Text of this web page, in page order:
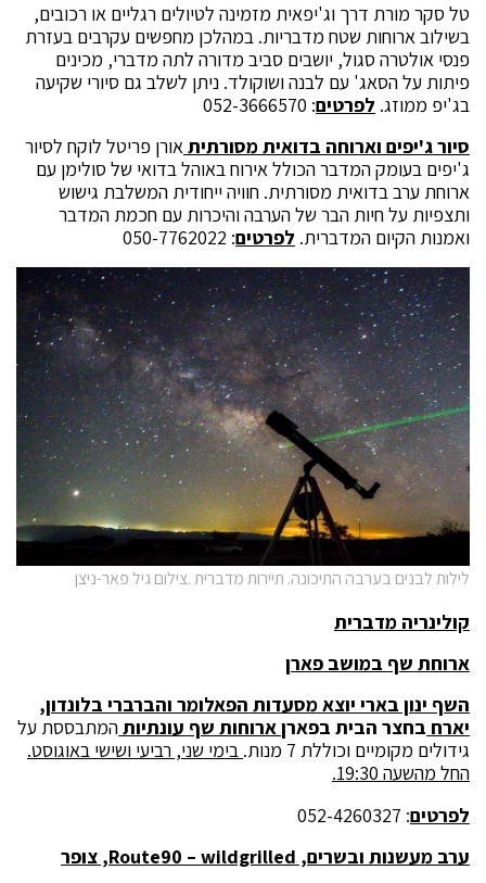
טל סקר מורת דרך וג'יפאית מזמינה לטיולים רגליים או רכובים,
בשילוב ארוחות שטח מדבריות. במהלכן מחפשים עקרבים בעזרת
פנסי אולטרה סגול, יושבים סביב מדורה לתה מדברי, מכינים
פיתות על הסאג' עם לבנה ושוקולד. ניתן לשלב גם סיורי שקיעה
בג'יפ ממוזג. לפרטים: 052-3666570
סיור ג'יפים וארוחה בדואית מסורתיתאורן פריטל לוקח לסיור
ג'יפים בעומק המדבר הכולל אירוח באוהל בדואי של סולימן עם
ארוחת ערב בדואית מסורתית. חוויה ייחודית המשלבת גישוש
ותצפיות על חיות הבר של הערבה והיכרות עם חכמת המדבר
ואמנות הקיום המדברית. לפרטים: 050-7762022
לילות לבנים בערבה התיכונה. תיירות מדברית .צילום גיל פאר-ניצן
קולינריה מדברית
ארוחת שף במושב פארן
השף ינון בארי יוצא מסעדות הפאלומר והברברי בלונדון,
יארח בחצר הבית בפארןארוחות שף עונתיותהמתבססת על
גידולים מקומיים וכוללת 7 מנות.
בימי שני, רביעי ושישי באוגוסט.
החל מהשעה 19:30
.
לפרטים: 052-4260327
ערב מעשנות ובשרים, Route90 – wildgrilled, צופר